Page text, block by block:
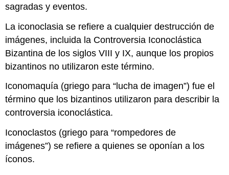
Constantinopla
La
de
la
Dormición
Nicea
Santa
Sofía
en
Constantinopla
Iconoclasia
en
sagradas y eventos.
La iconoclasia se refiere a cualquier destrucción de
imágenes, incluida la Controversia Iconoclástica
Bizantina de los siglos VIII y IX, aunque los propios
bizantinos no utilizaron este término.
Iconomaquía (griego para “lucha de imagen”) fue el
término que los bizantinos utilizaron para describir la
controversia iconoclástica.
Iconoclastos (griego para “rompedores de
imágenes”) se refiere a quienes se oponían a los
íconos.